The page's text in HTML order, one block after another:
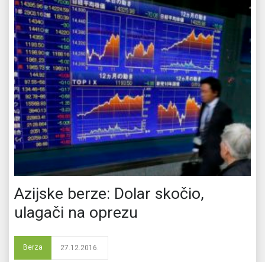
Azijske berze: Dolar skočio,
ulagači na oprezu
Berza 27.12.2016.